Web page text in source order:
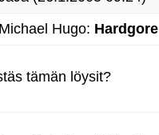
Michael Hugo: Hardgore
tämän löysit?